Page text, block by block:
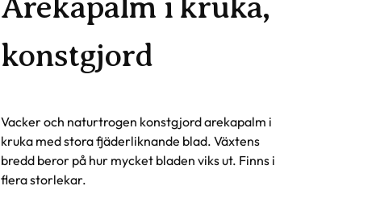
konstgjord
Vacker och naturtrogen konstgjord arekapalm i
kruka med stora fjäderliknande blad. Växtens
bredd beror på hur mycket bladen viks ut. Finns i
flera storlekar.